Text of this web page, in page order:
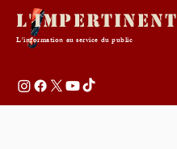
L'Impertinent
L'information au service du public